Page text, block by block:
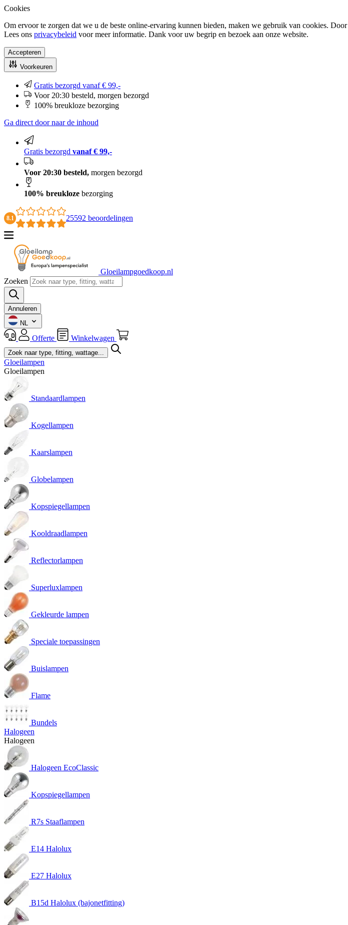
Cookies
Om ervoor te zorgen dat we u de beste online-ervaring kunnen bieden, maken we gebruik van cookies. Door
Lees ons privacybeleid voor meer informatie. Dank voor uw begrip en bezoek aan onze website.
Accepteren
Voorkeuren
Gratis bezorgd vanaf € 99,-
Voor 20:30 besteld, morgen bezorgd
100% breukloze bezorging
Ga direct door naar de inhoud
Gratis bezorgd vanaf € 99,-
Voor 20:30 besteld, morgen bezorgd
100% breukloze bezorging
8.1 25592 beoordelingen
Gloeilampgoedkoop.nl
Zoeken
Annuleren
NL
Offerte Winkelwagen
Gloeilampen
Gloeilampen
Standaardlampen
Kogellampen
Kaarslampen
Globelampen
Kopspiegellampen
Kooldraadlampen
Reflectorlampen
Superluxlampen
Gekleurde lampen
Speciale toepassingen
Buislampen
Flame
Bundels
Halogeen
Halogeen
Halogeen EcoClassic
Kopspiegellampen
R7s Staaflampen
E14 Halolux
E27 Halolux
B15d Halolux (bajonetfitting)